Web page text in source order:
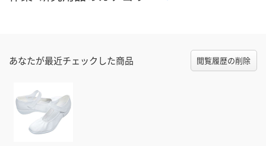
あなたが最近チェックした商品 閲覧履歴の削除